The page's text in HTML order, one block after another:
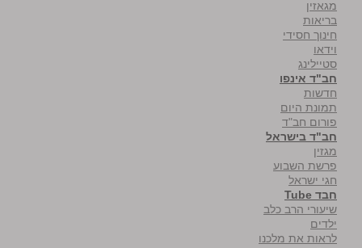
מגאזין
בריאות
חינוך חסידי
וידאו
סטיילינג
חב"ד אינפו
חדשות
תמונת היום
פורום חב"ד
חב"ד בישראל
מגזין
פרשת השבוע
חגי ישראל
חבד Tube
שיעורי הרב כלב
ילדים
לראות את מלכנו